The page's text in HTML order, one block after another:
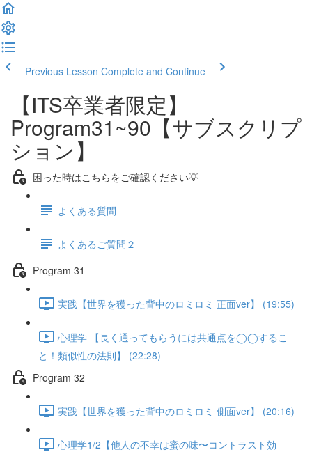
Previous Lesson Complete and Continue
【ITS卒業者限定】
Program31~90【サブスクリプ
ション】
困った時はこちらをご確認ください💡
よくある質問
よくあるご質問２
Program 31
実践【世界を獲った背中のロミロミ 正面ver】 (19:55)
心理学 【長く通ってもらうには共通点を◯◯するこ
と！類似性の法則】 (22:28)
Program 32
実践【世界を獲った背中のロミロミ 側面ver】 (20:16)
心理学1/2【他人の不幸は蜜の味〜コントラスト効